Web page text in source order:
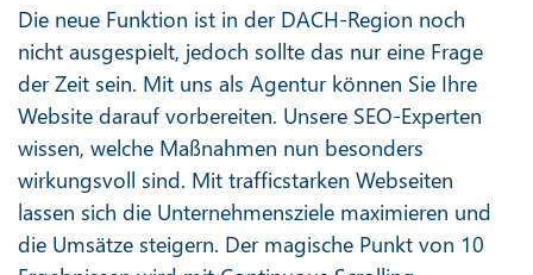
Die neue Funktion ist in der DACH-Region noch
nicht ausgespielt, jedoch sollte das nur eine Frage
der Zeit sein. Mit uns als Agentur können Sie Ihre
Website darauf vorbereiten. Unsere SEO-Experten
wissen, welche Maßnahmen nun besonders
wirkungsvoll sind. Mit trafficstarken Webseiten
lassen sich die Unternehmensziele maximieren und
die Umsätze steigern. Der magische Punkt von 10